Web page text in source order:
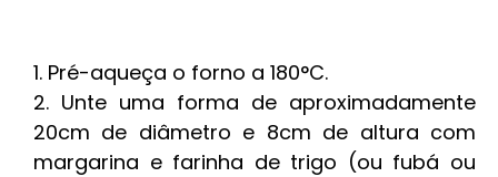
Pré-aqueça o forno a 180°C.
Unte uma forma de aproximadamente
20cm de diâmetro e 8cm de altura com
margarina e farinha de trigo (ou fubá ou